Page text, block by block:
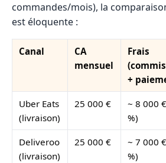
commandes/mois), la
est éloquente :
Canal
CA
mensuel
Frais
+
Uber Eats
(livraison)
25 000 €
~ 8 000
%)
Deliveroo
(livraison)
25 000 €
~ 7 000
%)